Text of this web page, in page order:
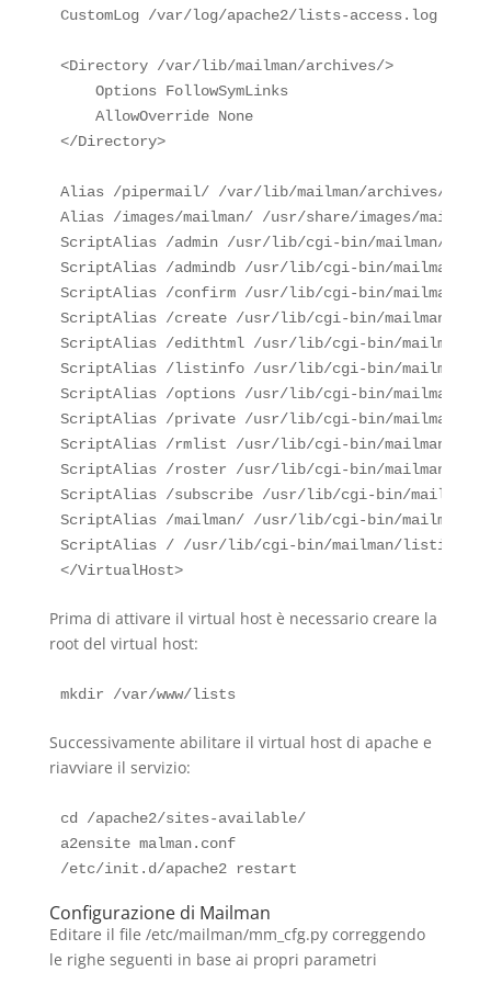
CustomLog /var/log/apache2/lists-access.log
<Directory /var/lib/mailman/archives/>
    Options FollowSymLinks
    AllowOverride None
</Directory>
Alias /pipermail/ /var/lib/mailman/archives/
Alias /images/mailman/ /usr/share/images/mailman/
ScriptAlias /admin /usr/lib/cgi-bin/mailman/admin
ScriptAlias /admindb /usr/lib/cgi-bin/mailman/
ScriptAlias /confirm /usr/lib/cgi-bin/mailman/
ScriptAlias /create /usr/lib/cgi-bin/mailman/
ScriptAlias /edithtml /usr/lib/cgi-bin/mailman/
ScriptAlias /listinfo /usr/lib/cgi-bin/mailman/
ScriptAlias /options /usr/lib/cgi-bin/mailman/
ScriptAlias /private /usr/lib/cgi-bin/mailman/
ScriptAlias /rmlist /usr/lib/cgi-bin/mailman/
ScriptAlias /roster /usr/lib/cgi-bin/mailman/
ScriptAlias /subscribe /usr/lib/cgi-bin/mailman/
ScriptAlias /mailman/ /usr/lib/cgi-bin/mailman/
ScriptAlias / /usr/lib/cgi-bin/mailman/listinfo
</VirtualHost>
Prima di attivare il virtual host è necessario creare la
root del virtual host:
Successivamente abilitare il virtual host di apache e
riavviare il servizio:
cd /apache2/sites-available/
a2ensite malman.conf
Configurazione di Mailman
Editare il file /etc/mailman/mm_cfg.py correggendo
le righe seguenti in base ai propri parametri